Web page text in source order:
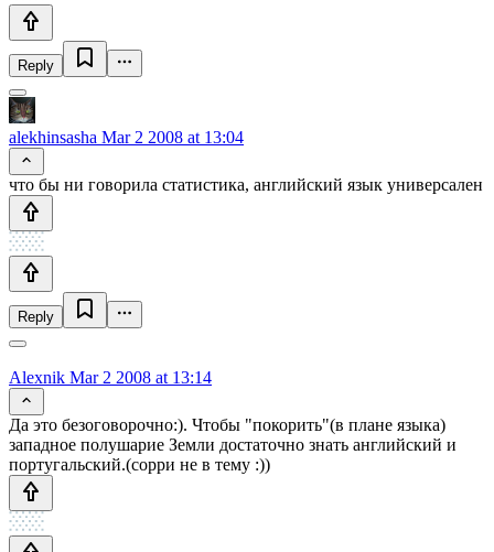
Reply
alekhinsasha Mar 2 2008 at 13:04
что бы ни говорила статистика, английский язык универсален
Reply
Alexnik Mar 2 2008 at 13:14
Да это безоговорочно:). Чтобы "покорить"(в плане языка)
западное полушарие Земли достаточно знать английский и
португальский.(сорри не в тему :))